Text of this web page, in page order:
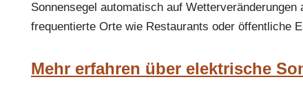
Sonnensegel automatisch auf
frequentierte Orte wie Restaurants oder öffentliche
Mehr erfahren über elektrische